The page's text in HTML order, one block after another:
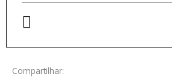
Compartilhar: